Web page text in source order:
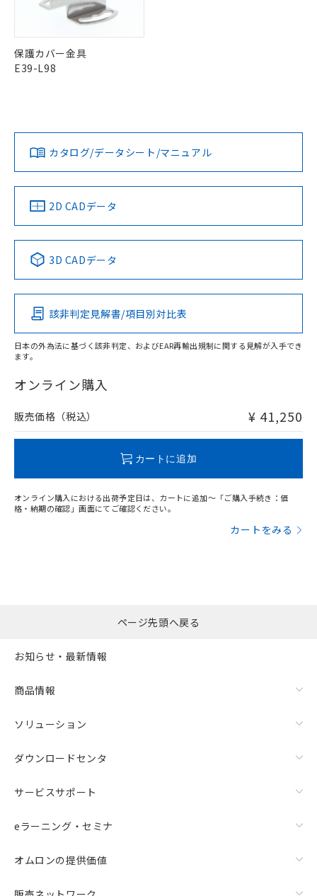
保護カバー金具
E39-L98
カタログ/データシート/マニュアル
2D CADデータ
3D CADデータ
該非判定見解書/項目別対比表
日本の外為法に基づく該非判定、およびEAR再輸出規制に関する見解が入手でき
ます。
オンライン購入
販売価格（税込） ¥ 41,250
カートに追加
オンライン購入における出荷予定日は、カートに追加～「ご購入手続き：価
格・納期の確認」画面にてご確認ください。
カートをみる
および当社の共同利用者が、当社の製
品・サービスに関するお客様との取
引・商談に必要な範囲で利用すること
をご了承ください。
下記の非含有証明書をダウンロードするこ
とができます。
物質の対応では、対応完了までの期間は出
荷製品に未対応品が混在することから備考
欄に対応日を記載しておりました。
既に当社にて対応品への在庫切替を完了
していることから、特段のことがない限
り、2022年1月12日より割愛しておりま
す。
合意する
ページ先頭へ戻る
お知らせ・最新情報
商品情報
ソリューション
ダウンロードセンタ
サービスサポート
eラーニング・セミナ
オムロンの提供価値